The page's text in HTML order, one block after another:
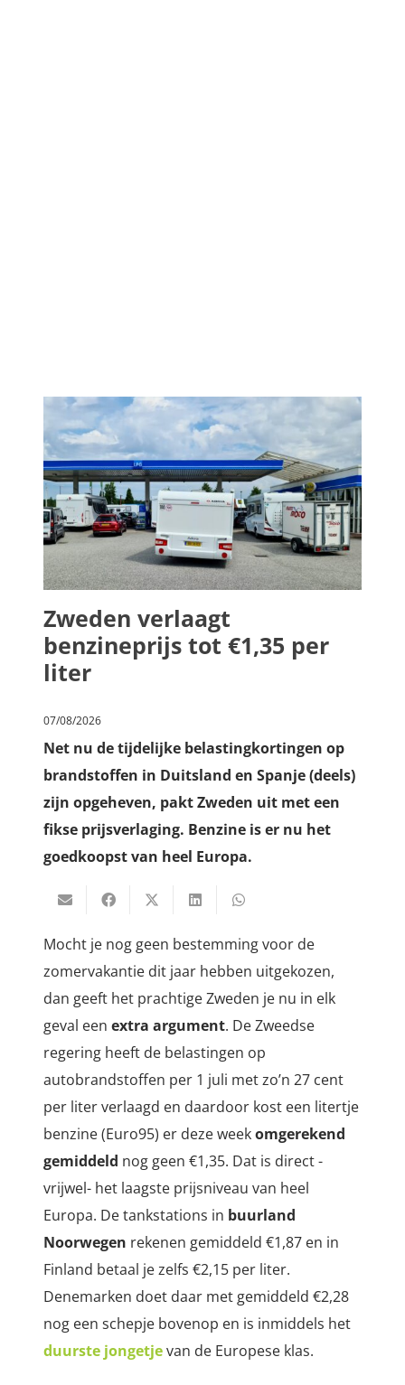
Zweden verlaagt
benzineprijs tot €1,35 per
liter
07/08/2026
Net nu de tijdelijke belastingkortingen op
brandstoffen in Duitsland en Spanje (deels)
zijn opgeheven, pakt Zweden uit met een
fikse prijsverlaging. Benzine is er nu het
goedkoopst van heel Europa.
Mocht je nog geen bestemming voor de
zomervakantie dit jaar hebben uitgekozen,
dan geeft het prachtige Zweden je nu in elk
geval een extra argument. De Zweedse
regering heeft de belastingen op
autobrandstoffen per 1 juli met zo’n 27 cent
per liter verlaagd en daardoor kost een litertje
benzine (Euro95) er deze weekomgerekend
gemiddeld nog geen €1,35. Dat is direct -
vrijwel- het laagste prijsniveau van heel
Europa. De tankstations in buurland
Noorwegen rekenen gemiddeld €1,87 en in
Finland betaal je zelfs €2,15 per liter.
Denemarken doet daar met gemiddeld €2,28
nog een schepje bovenop en is inmiddels het
duurste jongetjevan de Europese klas.